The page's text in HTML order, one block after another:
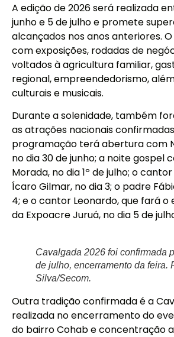
A edição de 2026 será realizada
junho e 5 de julho e promete
alcançados nos anos anteriores.
com exposições, rodadas de
voltados à agricultura familiar,
regional, empreendedorismo,
culturais e musicais.
Durante a solenidade, também
as atrações nacionais
programação terá abertura com
no dia 30 de junho; a noite gospel
Morada, no dia 1º de julho; o
Ícaro Gilmar, no dia 3; o padre
4; e o cantor Leonardo, que fará
da Expoacre Juruá, no dia 5 de
Cavalgada 2026 foi confirmada
de julho, encerramento da feira.
Silva/Secom.
Outra tradição confirmada é a
realizada no encerramento do
do bairro Cohab e concentração